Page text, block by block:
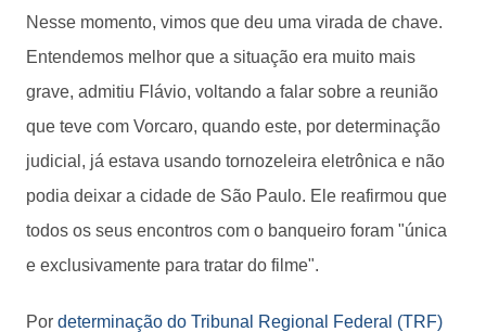
Nesse momento, vimos que deu uma virada de chave.
Entendemos melhor que a situação era muito mais
grave, admitiu Flávio, voltando a falar sobre a reunião
que teve com Vorcaro, quando este, por determinação
judicial, já estava usando tornozeleira eletrônica e não
podia deixar a cidade de São Paulo. Ele reafirmou que
todos os seus encontros com o banqueiro foram "única
e exclusivamente para tratar do filme".
Por determinação do Tribunal Regional Federal (TRF)